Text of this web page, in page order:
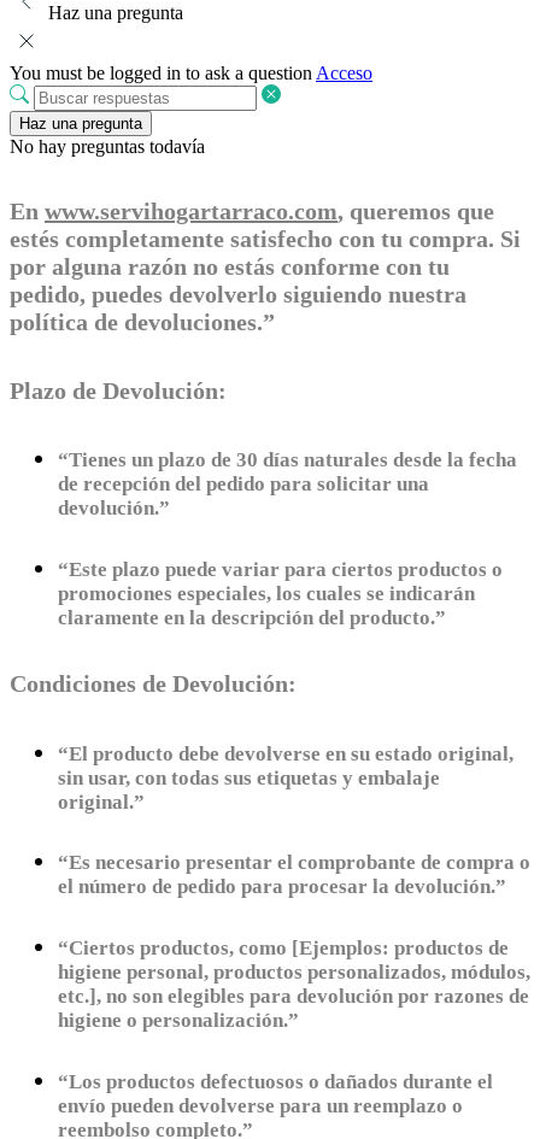
Haz una pregunta
You must be logged in to ask a question Acceso
Haz una pregunta
No hay preguntas todavía
En www.servihogartarraco.com, queremos que
estés completamente satisfecho con tu compra. Si
por alguna razón no estás conforme con tu
pedido, puedes devolverlo siguiendo nuestra
política de devoluciones.”
Plazo de Devolución:
“Tienes un plazo de 30 días naturales desde la fecha
de recepción del pedido para solicitar una
devolución.”
“Este plazo puede variar para ciertos productos o
promociones especiales, los cuales se indicarán
claramente en la descripción del producto.”
Condiciones de Devolución:
“El producto debe devolverse en su estado original,
sin usar, con todas sus etiquetas y embalaje
original.”
“Es necesario presentar el comprobante de compra o
el número de pedido para procesar la devolución.”
“Ciertos productos, como [Ejemplos: productos de
higiene personal, productos personalizados, módulos,
etc.], no son elegibles para devolución por razones de
higiene o personalización.”
“Los productos defectuosos o dañados durante el
envío pueden devolverse para un reemplazo o
reembolso completo.”